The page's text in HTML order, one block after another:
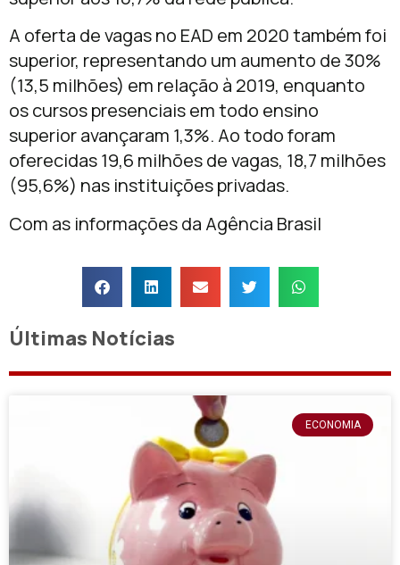
A oferta de vagas no EAD em 2020 também foi
superior, representando um aumento de 30%
(13,5 milhões) em relação à 2019, enquanto
os cursos presenciais em todo ensino
superior avançaram 1,3%. Ao todo foram
oferecidas 19,6 milhões de vagas, 18,7 milhões
(95,6%) nas instituições privadas.
Com as informações da Agência Brasil
Últimas Notícias
ECONOMIA